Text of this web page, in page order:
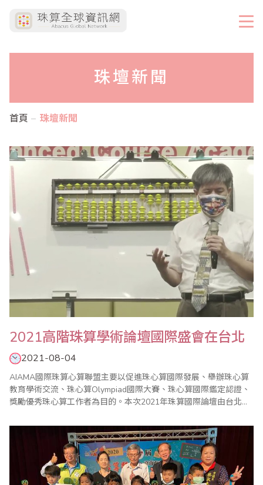
珠壇新聞
首頁 珠壇新聞
2021高階珠算學術論壇國際盛會在台北
2021-08-04
AIAMA國際珠算心算聯盟主要以促進珠心算國際發展、舉辦珠心算
教育學術交流、珠心算Olympiad國際大賽、珠心算國際鑑定認證、
獎勵優秀珠心算工作者為目的。本次2021年珠算國際論壇由台北市
盛大舉行，由於疫情(COVID-19)因素，採YouTube線上直播。 本年
度珠算高階學術論壇由台灣主辦，有來自新加坡、印度尼西亞、美